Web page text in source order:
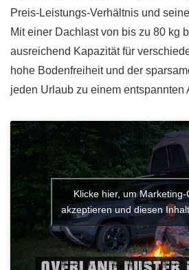
Preis-Leistungs-Verhältnis und
Mit einer Dachlast von bis zu 80 kg
ausreichend Kapazität für
hohe Bodenfreiheit und der
jeden Urlaub zu einem entspannten
Klicke hier, um
akzeptieren und diesen